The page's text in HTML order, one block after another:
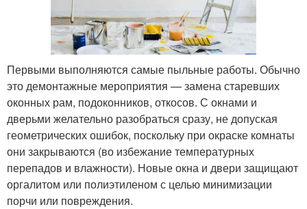
Первыми выполняются самые пыльные работы. Обычно
это демонтажные мероприятия — замена старевших
оконных рам, подоконников, откосов. С окнами и
дверьми желательно разобраться сразу, не допуская
геометрических ошибок, поскольку при окраске комнаты
они закрываются (во избежание температурных
перепадов и влажности). Новые окна и двери защищают
оргалитом или полиэтиленом с целью минимизации
порчи или повреждения.